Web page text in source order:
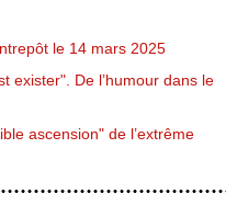
le 14 mars 2025
exister". De l’humour dans le
ascension" de l’extrême